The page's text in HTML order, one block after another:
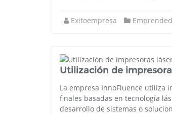
Exitoempresa
Utilización de
La empresa InnoFluence utiliza
finales basadas en tecnología
desarrollo de sistemas o